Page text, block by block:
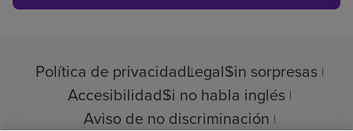
Política de privacidadLegalSin sorpresas
AccesibilidadSi no habla inglés
Aviso de no discriminación